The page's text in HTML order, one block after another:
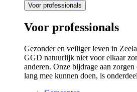
Voor professionals
Voor professionals
Gezonder en veiliger leven in
GGD natuurlijk niet voor elkaar
anderen. Onze bijdrage aan
lang mee kunnen doen, is